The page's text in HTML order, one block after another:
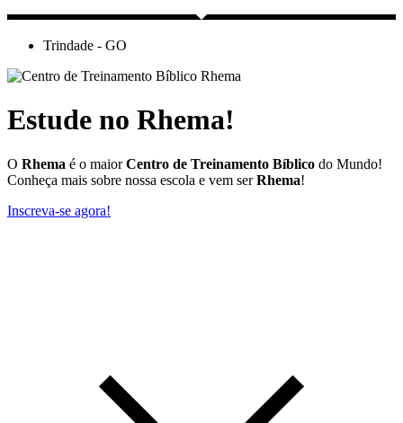
Trindade - GO
Estude no Rhema!
O Rhema é o maiorCentro de Treinamento Bíblico do Mundo!
Conheça mais sobre nossa escola e vem serRhema!
Inscreva-se agora!